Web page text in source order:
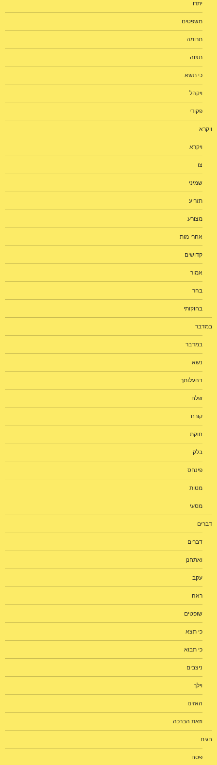
יתרו
משפטים
תרומה
תצוה
כי תשא
ויקהל
פקודי
ויקרא
ויקרא
צו
שמיני
תזריע
מצורע
אחרי מות
קדושים
אמור
בהר
בחוקותי
במדבר
במדבר
נשא
בהעלותך
שלח
קורח
חוקת
בלק
פינחס
מטות
מסעי
דברים
דברים
ואתחנן
עקב
ראה
שופטים
כי תצא
כי תבוא
ניצבים
וילך
האזינו
וזאת הברכה
חגים
פסח